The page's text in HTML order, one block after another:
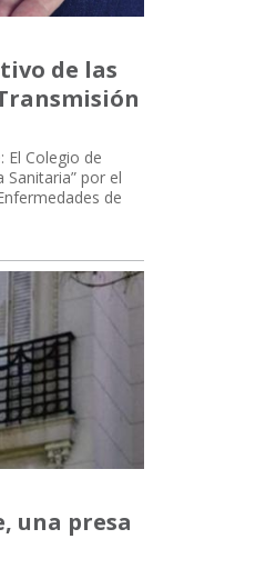
de las
El Colegio de
Sanitaria” por el
de
una presa